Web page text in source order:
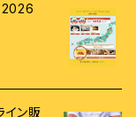
2026
イン販